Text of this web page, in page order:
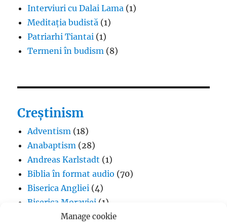
Manage cookie
Interviuri cu Dalai Lama (1)
Meditația budistă (1)
Patriarhi Tiantai (1)
Termeni în budism (8)
Creștinism
Adventism (18)
Anabaptism (28)
Andreas Karlstadt (1)
Biblia în format audio (70)
Biserica Angliei (4)
Biserica Moraviei (1)
Biserica Ortodoxă(6)